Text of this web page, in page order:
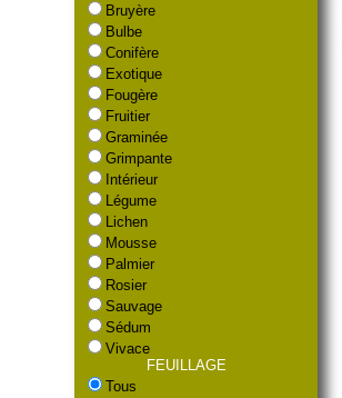
Bruyère
Bulbe
Conifère
Exotique
Fougère
Fruitier
Graminée
Grimpante
Intérieur
Légume
Lichen
Mousse
Palmier
Rosier
Sauvage
Sédum
Vivace
FEUILLAGE
Tous